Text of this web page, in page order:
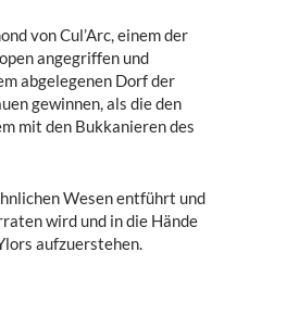
von Cul’Arc, einem der
angegriffen und
abgelegenen Dorf der
gewinnen, als die den
mit den Bukkanieren des
Wesen entführt und
wird und in die Hände
aufzuerstehen.